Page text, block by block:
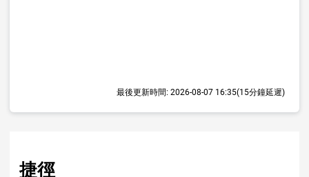
最後更新時間: 2026-08-07 16:35(15分鐘延遲)
捷徑